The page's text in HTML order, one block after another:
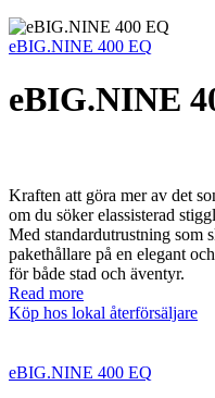
eBIG.NINE 400 EQ
eBIG.NINE
Kraften att göra mer av det
om du söker elassisterad
Med standardutrustning som
pakethållare på en elegant
för både stad och äventyr.
Read more
Köp hos lokal återförsäljare
eBIG.NINE 400 EQ